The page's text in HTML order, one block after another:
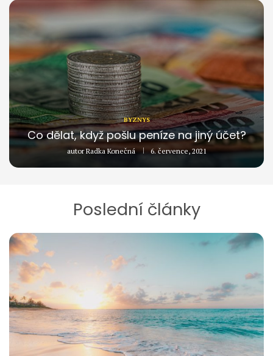
BYZNYS
Co dělat, když pošlu peníze na jiný účet?
autorRadka Konečná 6. července, 2021
Poslední články